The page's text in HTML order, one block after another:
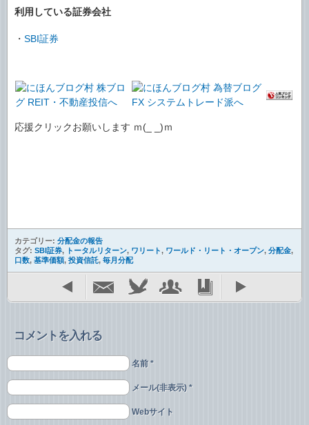
利用している証券会社
・ SBI証券
応援クリックお願いします ｍ(_ _)ｍ
カテゴリー: 分配金の報告
タグ: SBI証券, トータルリターン, ワリート, ワールド・リート・オープン, 分配金,
口数, 基準価額, 投資信託, 毎月分配
コメントを入れる
名前 *
メール(非表示) *
Webサイト